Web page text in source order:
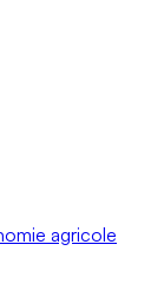
agricole